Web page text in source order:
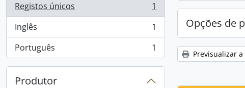
Registos únicos
, 1 resultados
1
Inglês
, 1 resultados
1
Português
, 1 resultados 1
Produtor
Opções de
Previsualizar